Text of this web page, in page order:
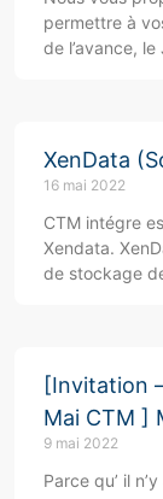
permettre à
de l’avance,
XenData
16 mai 2022
CTM intégre
Xendata.
de stockage
[Invitation
Mai CTM ]
9 mai 2022
Parce qu’ il